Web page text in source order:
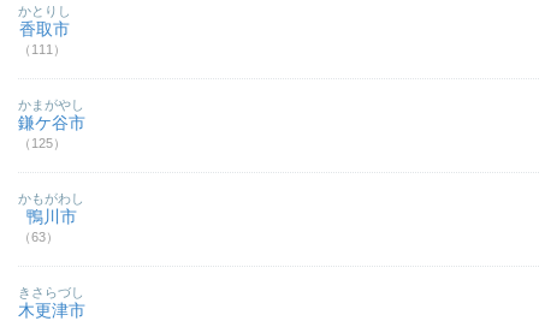
香取市
（111）
かとりし
鎌ケ谷市
（125）
かまがやし
鴨川市
（63）
かもがわし
木更津市
きさらづし